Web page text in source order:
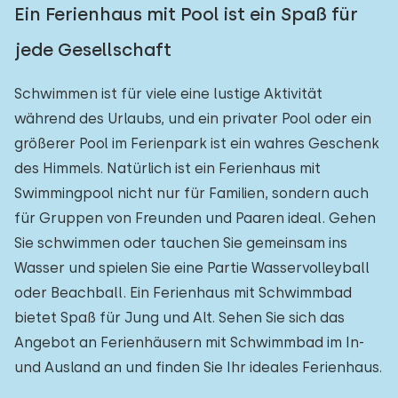
Ein Ferienhaus mit Pool ist ein Spaß für
jede Gesellschaft
Schwimmen ist für viele eine lustige Aktivität
während des Urlaubs, und ein privater Pool oder ein
größerer Pool im Ferienpark ist ein wahres Geschenk
des Himmels. Natürlich ist ein Ferienhaus mit
Swimmingpool nicht nur für Familien, sondern auch
für Gruppen von Freunden und Paaren ideal. Gehen
Sie schwimmen oder tauchen Sie gemeinsam ins
Wasser und spielen Sie eine Partie Wasservolleyball
oder Beachball. Ein Ferienhaus mit Schwimmbad
bietet Spaß für Jung und Alt. Sehen Sie sich das
Angebot an Ferienhäusern mit Schwimmbad im In-
und Ausland an und finden Sie Ihr ideales Ferienhaus.